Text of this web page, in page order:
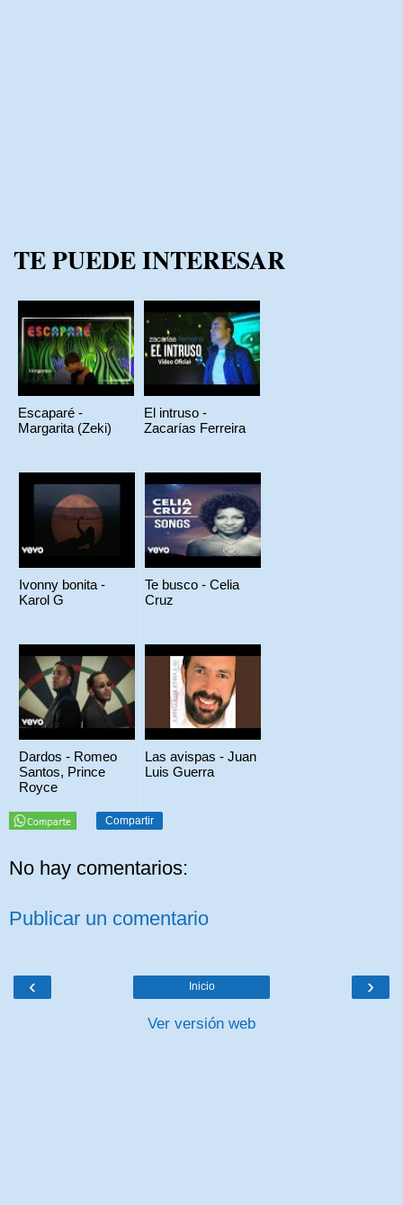
TE PUEDE INTERESAR
Escaparé -
Margarita (Zeki)
El intruso -
Zacarías Ferreira
Ivonny bonita -
Karol G
Te busco - Celia
Cruz
Dardos - Romeo
Santos, Prince
Royce
Las avispas - Juan
Luis Guerra
Compartir
No hay comentarios:
Publicar un comentario
‹ ›
Inicio
Ver versión web